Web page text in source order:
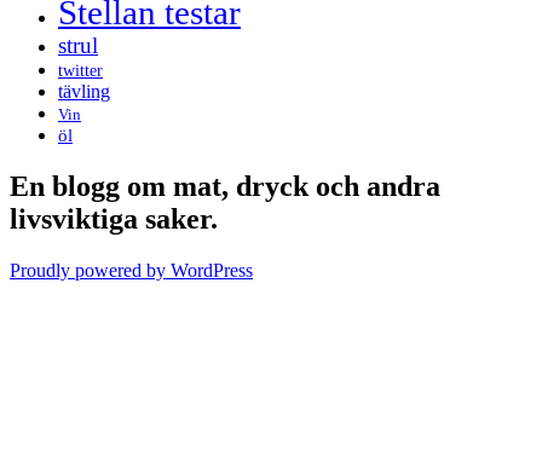
Stellan testar
strul
twitter
tävling
Vin
öl
En blogg om mat, dryck och andra
livsviktiga saker.
Proudly powered by WordPress